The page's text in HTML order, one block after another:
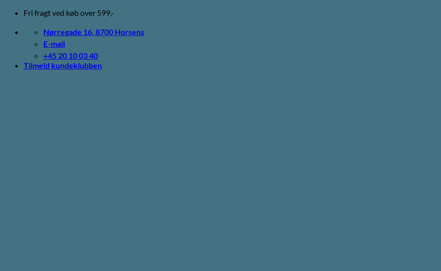
Fortsæt
indhold
Fri fragt ved køb over 599,-
Nørregade 16, 8700 Horsens
E-mail
+45 20 10 03 40
Tilmeld kundeklubben